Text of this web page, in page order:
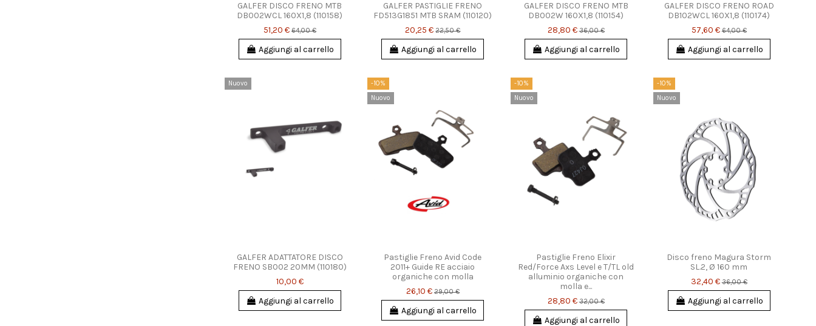
GALFER DISCO FRENO MTB
DB002WCL 160X1,8 (110158)
51,20 € 64,00 €
Aggiungi al carrello
GALFER PASTIGLIE FRENO
FD513G1851 MTB SRAM (110120)
20,25 € 22,50 €
Aggiungi al carrello
GALFER DISCO FRENO MTB
DB002W 160X1,8 (110154)
28,80 € 36,00 €
Aggiungi al carrello
GALFER DISCO FRENO ROAD
DB102WCL 160X1,8 (110174)
57,60 € 64,00 €
Aggiungi al carrello
Nuovo
GALFER ADATTATORE DISCO
FRENO SB002 20MM (110180)
10,00 €
Aggiungi al carrello
-10%
Nuovo
Pastiglie Freno Avid Code
2011+ Guide RE acciaio
organiche con molla
26,10 € 29,00 €
Aggiungi al carrello
-10%
Nuovo
Pastiglie Freno Elixir
Red/Force Axs Level e T/TL old
alluminio organiche con
molla e...
28,80 € 32,00 €
Aggiungi al carrello
-10%
Nuovo
Disco freno Magura Storm
SL.2, Ø 160 mm
32,40 € 36,00 €
Aggiungi al carrello